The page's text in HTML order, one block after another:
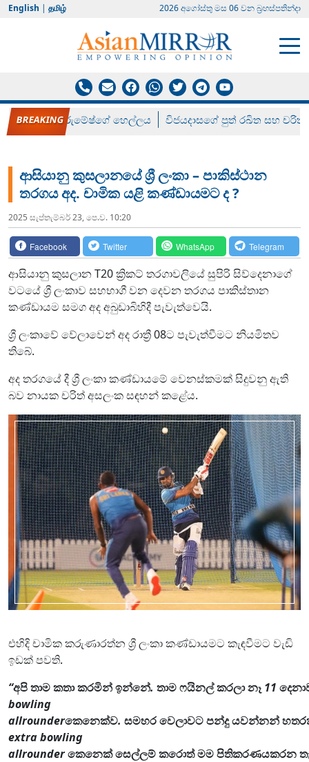
English | தமிழ் 2026 අගෝස්‍තු මස 06 වන බ්‍රහස්පතින්දා
රන් ගෙනා රුමේෂ්ගේ හෙල්ලය විජයදාසගේ පුත් රඛිත සහ චරිත්
ආසියානු කුසලානයේ ශ්‍රී ලංකා – පාකිස්ථාන
තරගය අද. චාමික යළි කණ්ඩායමට ද ?
2025 සැප්‍තැම්‍බර් 23, පෙ.ව. 10:20
Facebook Twitter WhatsApp Telegram
ආසියානු කුසලාන T20 ක්‍රිකට් තරගාවලියේ සුපිරි සිව්දෙනාගේ
වටයේ ශ්‍රී ලංකාව සහභාගී වන දෙවන තරගය පාකිස්තාන
කණ්ඩායම සමග අද අබුඩාබිහිදී පැවැත්වෙයි.
ශ්‍රී ලංකාවේ වේලාවෙන් අද රාත්‍රී 08ට පැවැත්වීමට නියමිතව
තිබේ.
අද තරගයේ දී ශ්‍රී ලංකා කණ්ඩායමේ වෙනස්කමක් සිදුවනු ඇති
බව නායක චරිත් අසලංක සඳහන් කළේය.
එහිදි චාමික කරුණාරත්න ශ්‍රී ලංකා කණ්ඩායමට කැඳවීමට වැඩි
ඉඩක් පවති.
“අපිතාමකතාකරමින්ඉන්නේ. තාමෆයිනල්කරලානෑ 11
bowling
allrounderකෙනෙක්ව. සමහරවෙලාවටපන්දුයවන්නන්
extra bowling
allrounderකෙනෙක්සෙල්ලම්කරොත්මමපිතිකරණයකරන